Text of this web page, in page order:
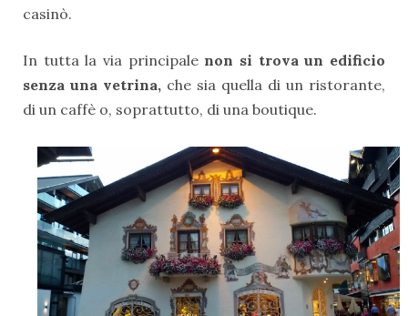
casinò.
In tutta la via principale non si trova un edificio
senza una vetrina, che sia quella di un ristorante,
di un caffè o, soprattutto, di una boutique.